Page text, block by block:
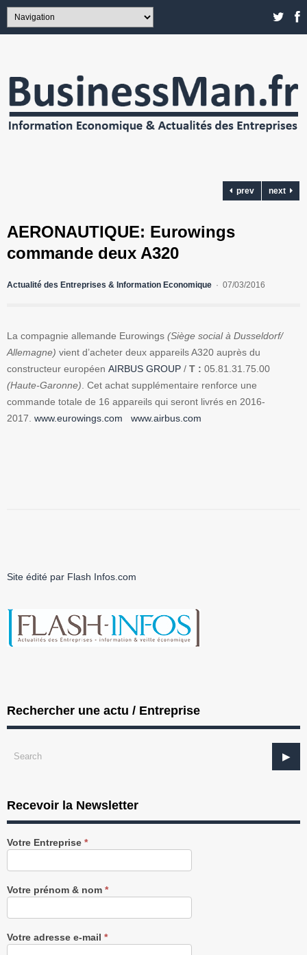
prev next
AERONAUTIQUE: Eurowings
commande deux A320
Actualité des Entreprises & Information Economique 07/03/2016
La compagnie allemande Eurowings (Siège social à Dusseldorf/
Allemagne) vient d’acheter deux appareils A320 auprès du
constructeur européen AIRBUS GROUP / T : 05.81.31.75.00
(Haute-Garonne). Cet achat supplémentaire renforce une
commande totale de 16 appareils qui seront livrés en 2016-
2017. www.eurowings.com www.airbus.com
Site édité par Flash Infos.com
Rechercher une actu / Entreprise
Recevoir la Newsletter
Recevez
notre
gratuitement
Votre Entreprise *
Votre prénom & nom *
Votre adresse e-mail *